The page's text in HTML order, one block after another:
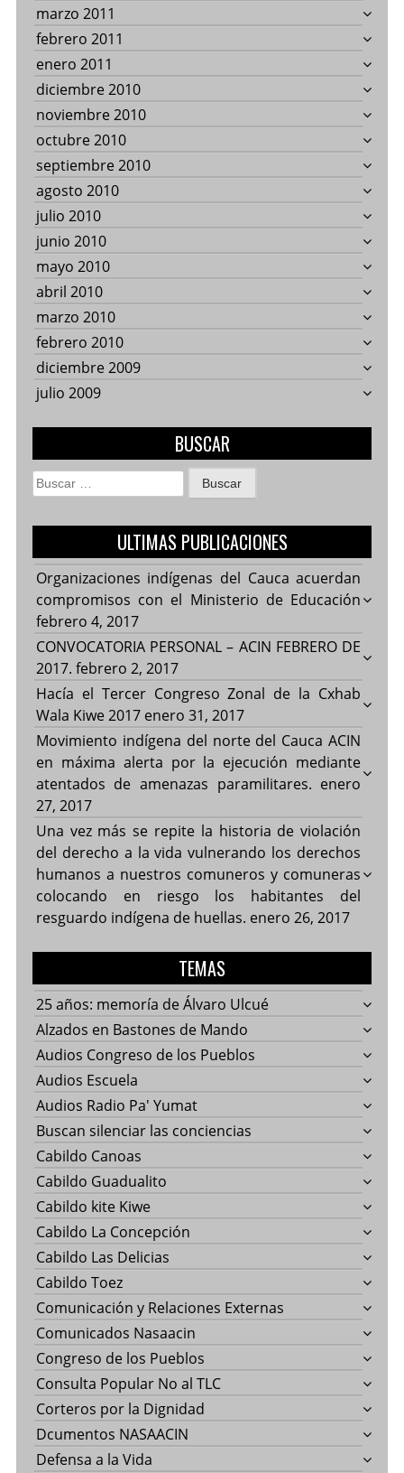
marzo 2011
febrero 2011
enero 2011
diciembre 2010
noviembre 2010
octubre 2010
septiembre 2010
agosto 2010
julio 2010
junio 2010
mayo 2010
abril 2010
marzo 2010
febrero 2010
diciembre 2009
julio 2009
BUSCAR
Buscar:
ULTIMAS PUBLICACIONES
Organizaciones indígenas del Cauca acuerdan
compromisos con el Ministerio de Educación
febrero 4, 2017
CONVOCATORIA PERSONAL – ACIN FEBRERO DE
2017. febrero 2, 2017
Hacía el Tercer Congreso Zonal de la Cxhab
Wala Kiwe 2017 enero 31, 2017
Movimiento indígena del norte del Cauca ACIN
en máxima alerta por la ejecución mediante
atentados de amenazas paramilitares. enero
27, 2017
Una vez más se repite la historia de violación
del derecho a la vida vulnerando los derechos
humanos a nuestros comuneros y comuneras
colocando en riesgo los habitantes del
resguardo indígena de huellas. enero 26, 2017
TEMAS
25 años: memoría de Álvaro Ulcué
Alzados en Bastones de Mando
Audios Congreso de los Pueblos
Audios Escuela
Audios Radio Pa' Yumat
Buscan silenciar las conciencias
Cabildo Canoas
Cabildo Guadualito
Cabildo kite Kiwe
Cabildo La Concepción
Cabildo Las Delicias
Cabildo Toez
Comunicación y Relaciones Externas
Comunicados Nasaacin
Congreso de los Pueblos
Consulta Popular No al TLC
Corteros por la Dignidad
Dcumentos NASAACIN
Defensa a la Vida